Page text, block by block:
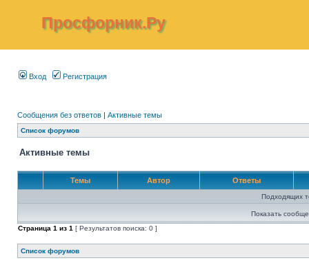
Просфорник.Ру
Вход Регистрация
Сообщения без ответов | Активные темы
Список форумов
Активные темы
Темы Автор Ответы
Подходящих
Показать
Страница 1 из 1 [ Результатов поиска: 0 ]
Список форумов